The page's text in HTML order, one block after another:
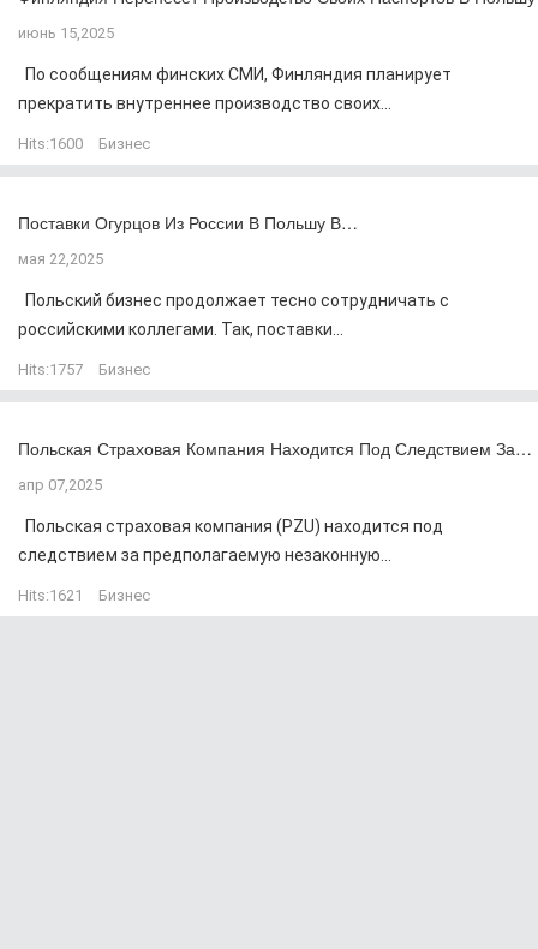
июнь 15,2025
По сообщениям финских СМИ, Финляндия планирует
прекратить внутреннее производство своих...
Hits:1600 Бизнес
Поставки Огурцов Из России В Польшу В…
мая 22,2025
Польский бизнес продолжает тесно сотрудничать с
российскими коллегами. Так, поставки...
Hits:1757 Бизнес
Польская Страховая Компания Находится Под Следствием За…
апр 07,2025
Польская страховая компания (PZU) находится под
следствием за предполагаемую незаконную...
Hits:1621 Бизнес